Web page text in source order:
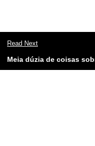
Read Next
Meia dúzia de coisas